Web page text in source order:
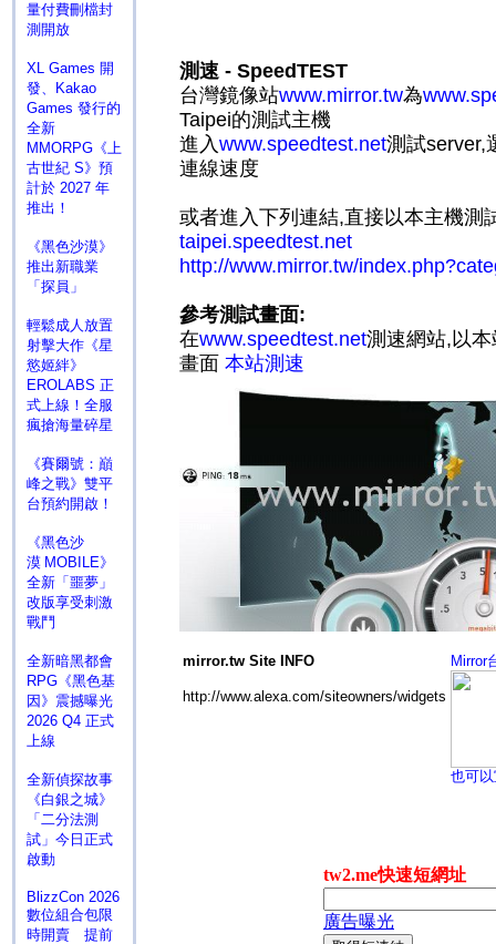
量付費刪檔封
測開放
XL Games 開
發、Kakao
Games 發行的
全新
MMORPG《上
古世紀 S》預
計於 2027 年
推出！
《黑色沙漠》
推出新職業
「探員」
輕鬆成人放置
射擊大作《星
慾姬絆》
EROLABS 正
式上線！全服
瘋搶海量碎星
《賽爾號：巔
峰之戰》雙平
台預約開啟！
《黑色沙
漠 MOBILE》
全新「噩夢」
改版享受刺激
戰鬥
全新暗黑都會
RPG《黑色基
因》震撼曝光
2026 Q4 正式
上線
全新偵探故事
《白銀之城》
「二分法測
試」今日正式
啟動
BlizzCon 2026
數位組合包限
時開賣 提前
測速 - SpeedTEST
台灣鏡像站www.mirror.tw為
Taipei的測試主機
進入www.speedtest.net測試server,
連線速度
或者進入下列連結,直接以本主機測
taipei.speedtest.net
http://www.mirror.tw/
參考測試畫面:
在www.speedtest.net測速網站,以
畫面 本站測速
mirror.tw Site INFO
http://www.alexa.com/siteowners/widgets
Mirror
也可